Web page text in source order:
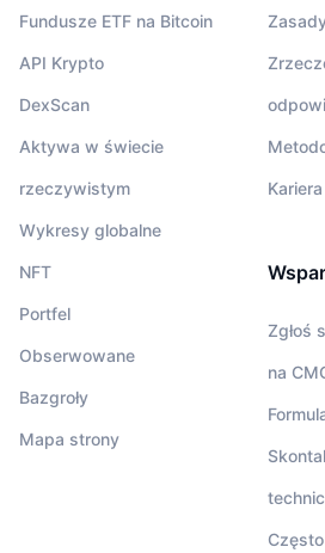
Fundusze ETF na Bitcoin
API Krypto
DexScan
Aktywa w świecie
rzeczywistym
Wykresy globalne
NFT
Portfel
Obserwowane
Bazgroły
Mapa strony
Kariera
Zgłoś
na